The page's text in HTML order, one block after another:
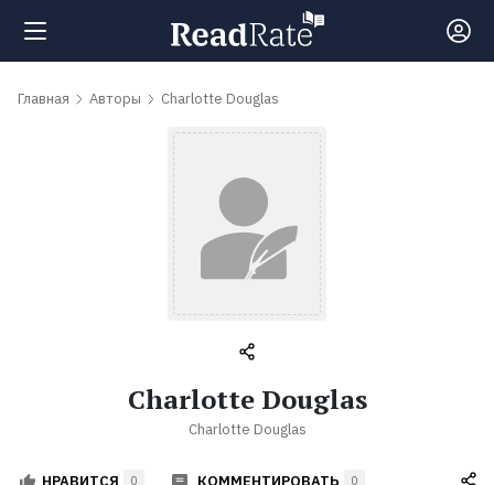
Поиск
обсуждаемые
Главная Авторы Charlotte Douglas
Charlotte Douglas
Charlotte Douglas
НРАВИТСЯ 0 КОММЕНТИРОВАТЬ 0